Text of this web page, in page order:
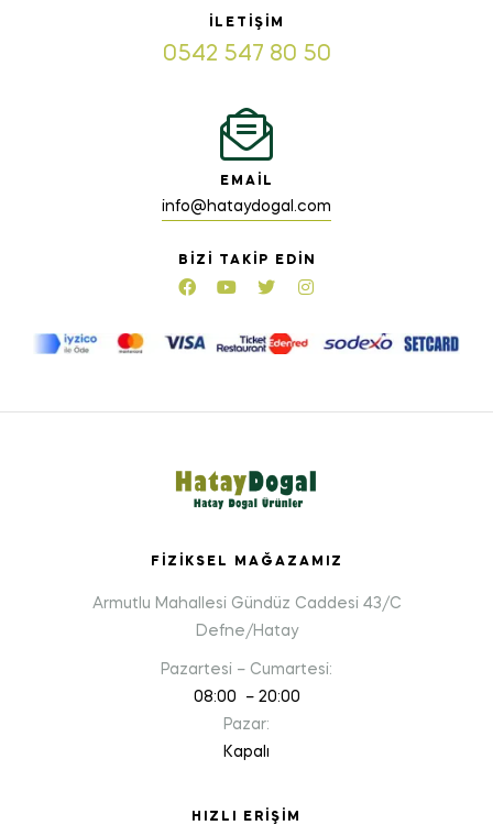
İLETIŞIM
0542 547 80 50
EMAIL
info@hataydogal.com
BIZI TAKIP EDIN
FIZIKSEL MAĞAZAMIZ
Armutlu Mahallesi Gündüz Caddesi 43/C
Defne/Hatay
Pazartesi – Cumartesi:
08:00 – 20:00
Pazar:
Kapalı
HIZLI ERIŞIM